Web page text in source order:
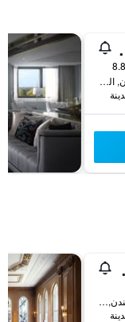
لاين
140 بارك لين، لندن،, لندن, المملكة المتحدة
لندن
4-18 حدائق هارينغتون ، لندن, لندن, المملكة المتحدة